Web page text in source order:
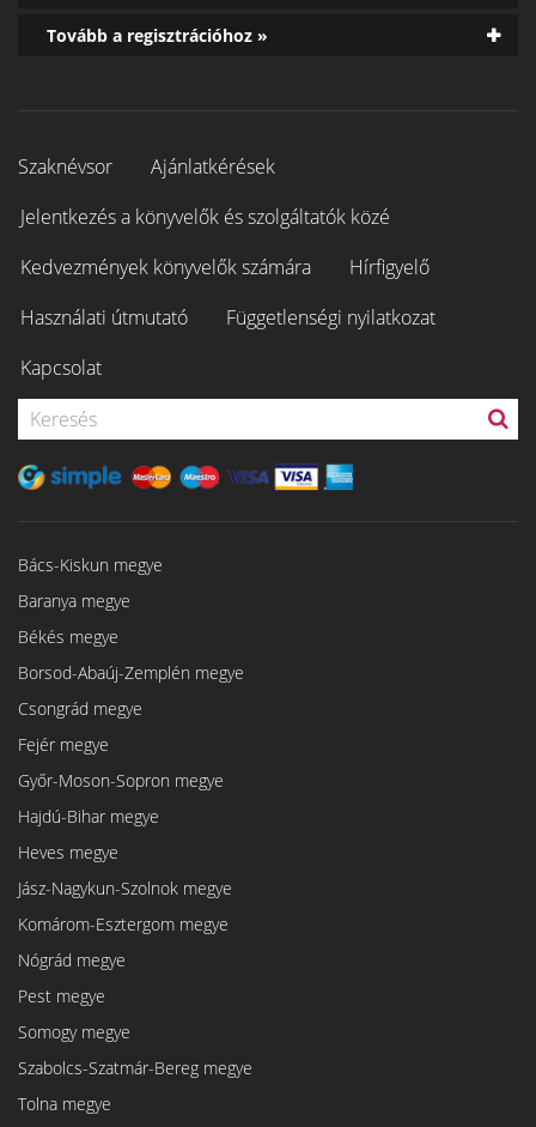
Tovább a regisztrációhoz »
Szaknévsor
Ajánlatkérések
Jelentkezés a könyvelők és szolgáltatók közé
Kedvezmények könyvelők számára
Hírfigyelő
Használati útmutató
Függetlenségi nyilatkozat
Kapcsolat
Bács-Kiskun megye
Baranya megye
Békés megye
Borsod-Abaúj-Zemplén megye
Csongrád megye
Fejér megye
Győr-Moson-Sopron megye
Hajdú-Bihar megye
Heves megye
Jász-Nagykun-Szolnok megye
Komárom-Esztergom megye
Nógrád megye
Pest megye
Somogy megye
Szabolcs-Szatmár-Bereg megye
Tolna megye